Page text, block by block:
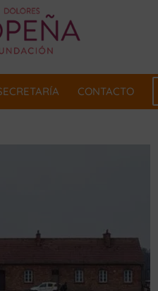
CONTACTO